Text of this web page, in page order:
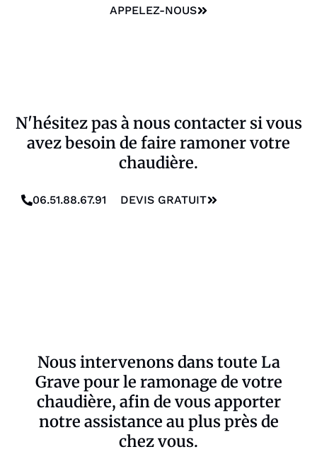
APPELEZ-NOUS
N'hésitez pas à nous contacter si vous
avez besoin de faire ramoner votre
chaudière.
06.51.88.67.91 DEVIS GRATUIT
Nous intervenons dans toute La
Grave pour le ramonage de votre
chaudière, afin de vous apporter
notre assistance au plus près de
chez vous.